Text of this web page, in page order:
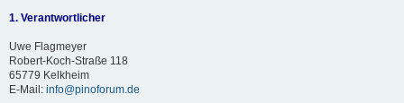
1. Verantwortlicher
Uwe Flagmeyer
Robert-Koch-Straße 118
65779 Kelkheim
E-Mail: info@pinoforum.de